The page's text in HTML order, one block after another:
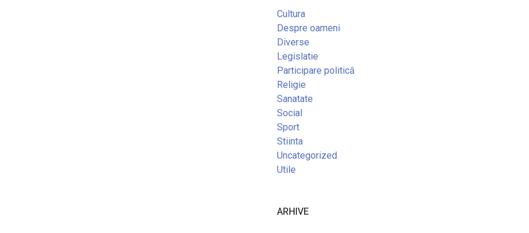
Cultura
Despre oameni
Diverse
Legislatie
Participare politică
Religie
Sanatate
Social
Sport
Stiinta
Uncategorized
Utile
ARHIVE